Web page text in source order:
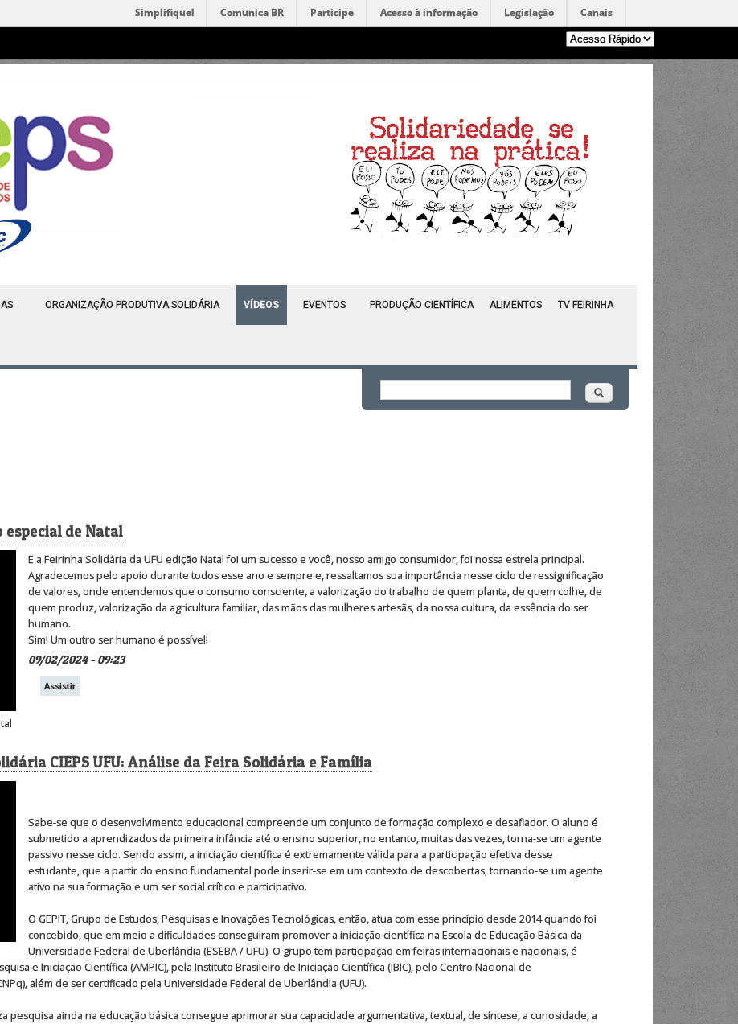
Simplifique! Comunica BR Participe Acesso à informação Legislação Canais
ORGANIZAÇÃO PRODUTIVA SOLIDÁRIA VÍDEOS EVENTOS PRODUÇÃO CIENTÍFICA ALIMENTOS TV FEIRINHA
Formulário de busca
Buscar
especial de Natal
E a Feirinha Solidária da UFU edição Natal foi um sucesso e você, nosso amigo consumidor, foi nossa estrela principal.
Agradecemos pelo apoio durante todos esse ano e sempre e, ressaltamos sua importância nesse ciclo de ressignificação
de valores, onde entendemos que o consumo consciente, a valorização do trabalho de quem planta, de quem colhe, de
quem produz, valorização da agricultura familiar, das mãos das mulheres artesãs, da nossa cultura, da essência do ser
humano.
Sim! Um outro ser humano é possível!
09/02/2024 - 09:23
Assistir
CIEPS UFU: Análise da Feira Solidária e Família
Sabe-se que o desenvolvimento educacional compreende um conjunto de formação complexo e desafiador. O aluno é
submetido a aprendizados da primeira infância até o ensino superior, no entanto, muitas das vezes, torna-se um agente
passivo nesse ciclo. Sendo assim, a iniciação científica é extremamente válida para a participação efetiva desse
estudante, que a partir do ensino fundamental pode inserir-se em um contexto de descobertas, tornando-se um agente
ativo na sua formação e um ser social crítico e participativo.
O GEPIT, Grupo de Estudos, Pesquisas e Inovações Tecnológicas, então, atua com esse princípio desde 2014 quando foi
concebido, que em meio a dificuldades conseguiram promover a iniciação científica na Escola de Educação Básica da
Universidade Federal de Uberlândia (ESEBA / UFU). O grupo tem participação em feiras internacionais e nacionais, é
e Iniciação Científica (AMPIC), pela Instituto Brasileiro de Iniciação Científica (IBIC), pelo Centro Nacional de
além de ser certificado pela Universidade Federal de Uberlândia (UFU).
pesquisa ainda na educação básica consegue aprimorar sua capacidade argumentativa, textual, de síntese, a curiosidade, a